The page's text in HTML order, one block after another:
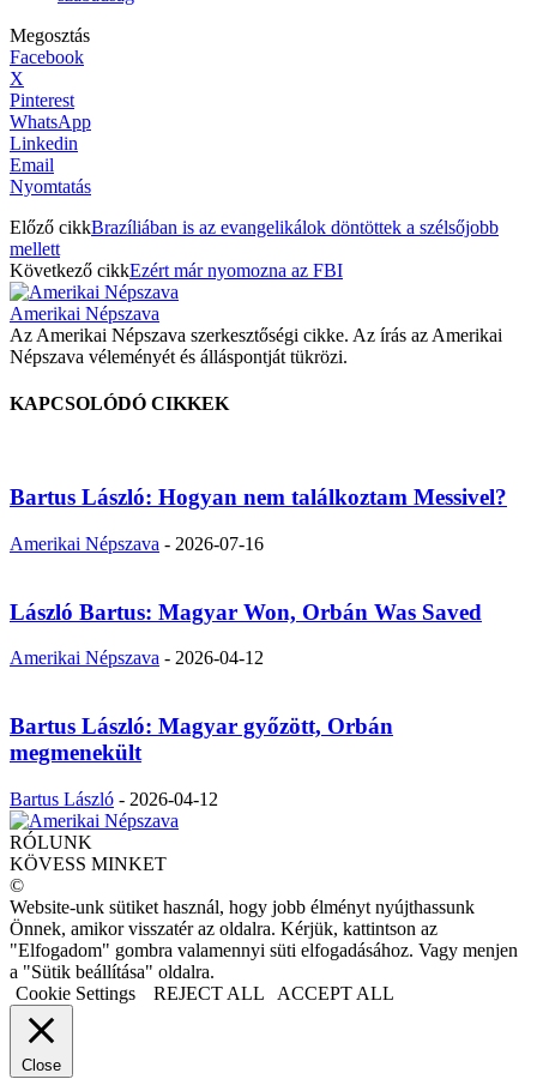
Megosztás
Facebook
X
Pinterest
WhatsApp
Linkedin
Email
Nyomtatás
Előző cikkBrazíliában is az evangelikálok döntöttek a szélsőjobb
mellett
Következő cikkEzért már nyomozna az FBI
Amerikai Népszava
Az Amerikai Népszava szerkesztőségi cikke. Az írás az Amerikai
Népszava véleményét és álláspontját tükrözi.
KAPCSOLÓDÓ CIKKEK
Bartus László: Hogyan nem találkoztam Messivel?
Amerikai Népszava - 2026-07-16
László Bartus: Magyar Won, Orbán Was Saved
Amerikai Népszava - 2026-04-12
Bartus László: Magyar győzött, Orbán
megmenekült
Bartus László - 2026-04-12
RÓLUNK
KÖVESS MINKET
©
Website-unk sütiket használ, hogy jobb élményt nyújthassunk
Önnek, amikor visszatér az oldalra. Kérjük, kattintson az
"Elfogadom" gombra valamennyi süti elfogadásához. Vagy menjen
a "Sütik beállítása" oldalra.
Cookie Settings
REJECT ALL ACCEPT ALL
Close